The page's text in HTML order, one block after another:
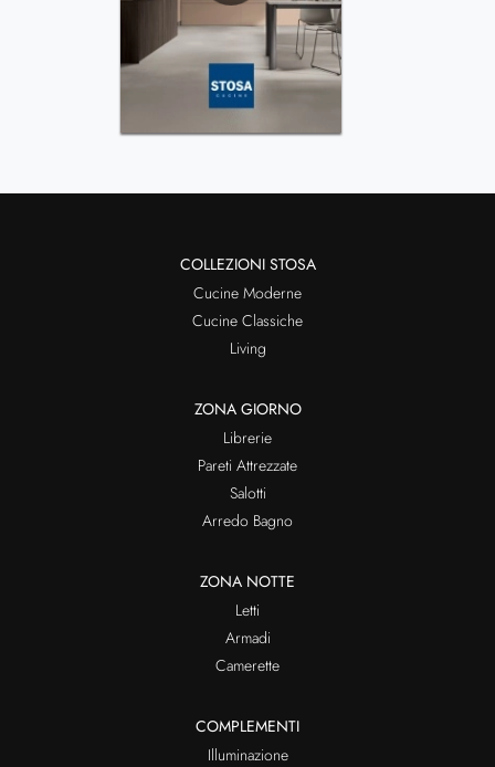
COLLEZIONI STOSA
Cucine Moderne
Cucine Classiche
Living
ZONA GIORNO
Librerie
Pareti Attrezzate
Salotti
Arredo Bagno
ZONA NOTTE
Letti
Armadi
Camerette
COMPLEMENTI
Illuminazione